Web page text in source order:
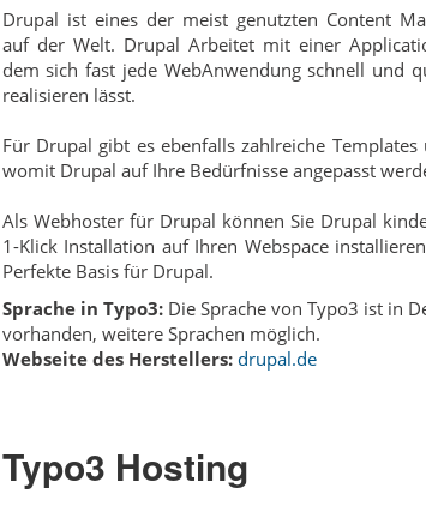
Drupal ist eines der meist genutzten Content
auf der Welt. Drupal Arbeitet mit einer
dem sich fast jede Web­Anwendung schnell und
realisieren lässt.
Für Drupal gibt es ebenfalls zahlreiche
womit Drupal auf Ihre Bedürfnisse angepasst
Als Webhoster für Drupal können Sie Drupal
1-Klick Installation auf Ihren Webspace
Perfekte Basis für Drupal.
Sprache in Typo3:Die Sprache von Typo3 ist in
vorhanden, weitere Sprachen möglich.
Webseite des Herstellers: drupal.de
Typo3 Hosting